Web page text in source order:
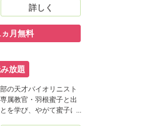
ある、バルトロメオに
好きになっていること
パコンに向けての課題
澪次は那智の心の深い
ニー??
詳しく
月無料
放題
の天才バイオリニスト
属教官・羽根蜜子と出
を学び、やがて蜜子に